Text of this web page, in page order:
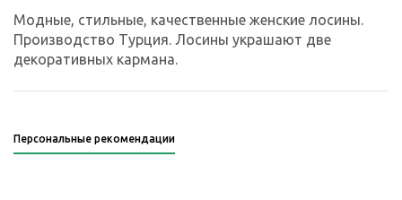
Модные, стильные, качественные женские лосины.
Производство Турция. Лосины украшают две
декоративных кармана.
Персональные рекомендации